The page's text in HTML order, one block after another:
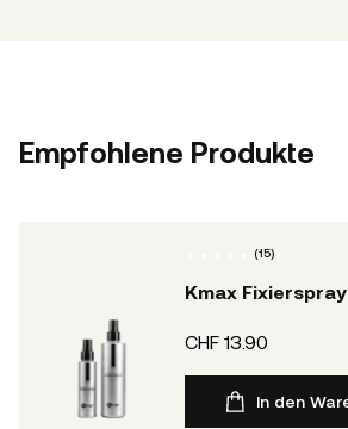
Empfohlene Produkte
(15)
Kmax Fixierspray
CHF 13.90
In den